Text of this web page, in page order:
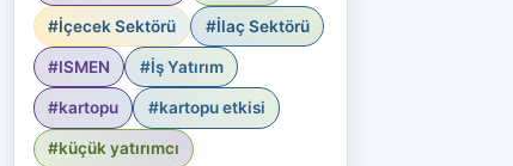
#İçecek Sektörü #İlaç Sektörü
#ISMEN #İş Yatırım
#kartopu #kartopu etkisi
#küçük yatırımcı